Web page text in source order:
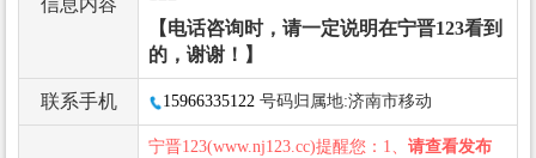
信息内容
【电话咨询时，请一定说明在宁晋123看到
的，谢谢！】
联系手机 15966335122 号码归属地:济南市移动
宁晋123(www.nj123.cc)提醒您：1、 请查看发布